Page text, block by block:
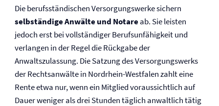
Die berufsständischen Versorgungswerke sichern
selbständige Anwälte und Notareab. Sie leisten
jedoch erst bei vollständiger Berufs­unfähigkeit und
verlangen in der Regel die Rückgabe der
Anwaltszulassung. Die Satzung des Versorgungswerks
der Rechtsanwälte in Nordrhein-Westfalen zahlt eine
Rente etwa nur, wenn ein Mitglied voraussichtlich auf
Dauer weniger als drei Stunden täglich anwaltlich tätig